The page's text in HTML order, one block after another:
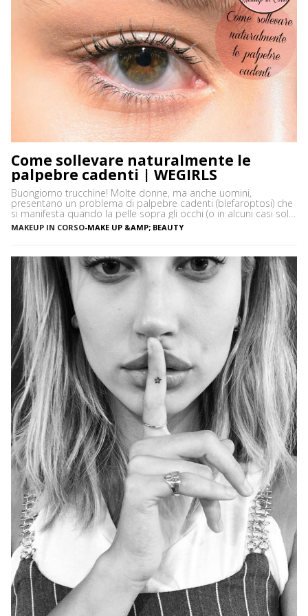
Come sollevare naturalmente le
palpebre cadenti | WEGIRLS
Buongiorno trucchine! Molte donne, ma anche uomini,
presentano un problema di palpebre cadenti (blefaroptosi) che
si manifesta quando la pelle sopra gli occhi (o in alcuni casi solo
uno) cede e scende a coprire una parte del bulbo. Questo
problema , spesso, non è solo puramente estetico, oltre che
MAKEUP IN CORSO-MAKE UP &AMP; BEAUTY